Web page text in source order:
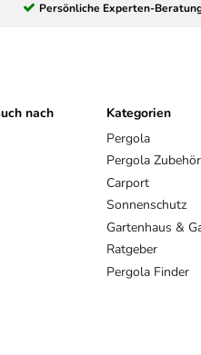
Persönliche Experten-
nach
Kategorien
Pergola
Pergola Zubehör
Carport
Sonnenschutz
Gartenhaus &
Ratgeber
Pergola Finder